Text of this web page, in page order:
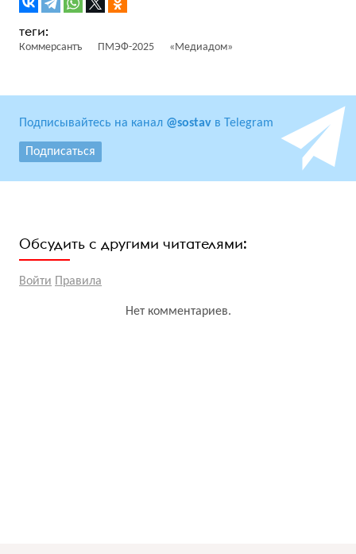
Коммерсантъ ПМЭФ-2025 «Медиадом»
Подписывайтесь на канал @sostav в Telegram
Подписаться
Обсудить с другими читателями:
Войти Правила
Нет комментариев.